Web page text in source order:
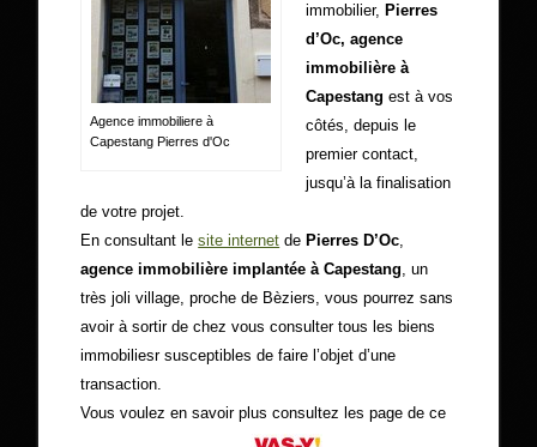
Agence immobiliere à
Capestang Pierres d'Oc
immobilier, Pierres
d’Oc, agence
immobilière à
Capestang est à vos
côtés, depuis le
premier contact,
jusqu’à la finalisation
de votre projet.
En consultant lesite internet de Pierres D’Oc,
agence immobilière implantée à Capestang, un
très joli village, proche de Bèziers, vous pourrez sans
avoir à sortir de chez vous consulter tous les biens
immobiliesr susceptibles de faire l’objet d’une
transaction.
Vous voulez en savoir plus consultez les page de ce